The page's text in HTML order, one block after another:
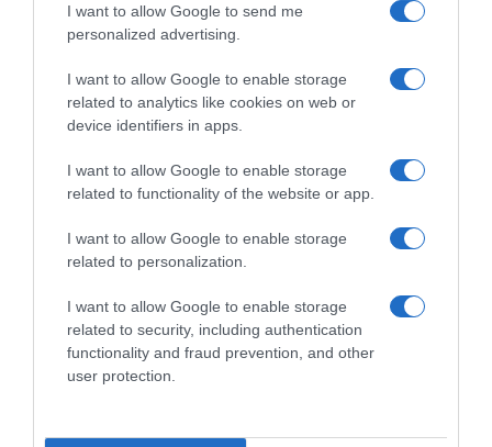
I want to allow Google to send me
personalized advertising.
I want to allow Google to enable storage
related to analytics like cookies on web or
device identifiers in apps.
I want to allow Google to enable storage
related to functionality of the website or app.
I want to allow Google to enable storage
related to personalization.
I want to allow Google to enable storage
related to security, including authentication
functionality and fraud prevention, and other
user protection.
Ενημέρωσης. Σε μια εφ’ όλης της ύλης
συνέντευξη στον Βασίλη Κουφόπουλο, αναλύει
το χρονοδιάγραμμα για τις περιφερειακές και
ραδιοφωνικές άδειες, το πακέτο στήριξης των 80
εκατομμυρίων ευρώ για τον Τύπο, αλλά και την
διαδίκτυο.